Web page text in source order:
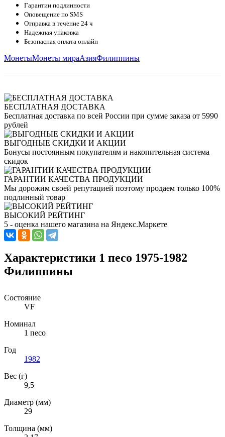
Гарантии подлинности
Оповещение по SMS
Отправка в течение 24 ч
Надежная упаковка
Безопасная оплата онлайн
МонетыМонеты мираАзияФилиппины
БЕСПЛАТНАЯ ДОСТАВКА
Бесплатная доставка по всей России при сумме заказа от 5990
рублей
ВЫГОДНЫЕ СКИДКИ И АКЦИИ
Бонусы постоянным покупателям и накопительная система
скидок
ГАРАНТИИ КАЧЕСТВА ПРОДУКЦИИ
Мы дорожим своей репутацией поэтому продаем только 100%
подлинный товар
ВЫСОКИЙ РЕЙТИНГ
5 - оценка нашего магазина на Яндекс.Маркете
Характеристики 1 песо 1975-1982
Филиппины
Состояние
VF
Номинал
1 песо
Год
1982
Вес (г)
9,5
Диаметр (мм)
29
Толщина (мм)